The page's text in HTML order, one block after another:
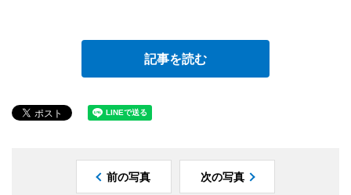
記事を読む
前の写真 次の写真